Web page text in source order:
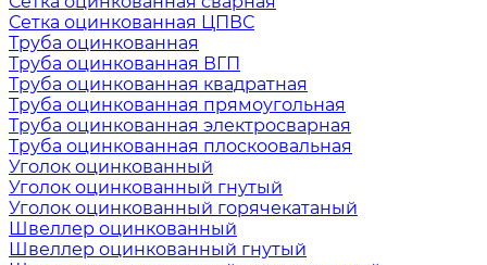
Сетка оцинкованная ЦПВС
Труба оцинкованная
Труба оцинкованная ВГП
Труба оцинкованная квадратная
Труба оцинкованная прямоугольная
Труба оцинкованная электросварная
Труба оцинкованная плоскоовальная
Уголок оцинкованный
Уголок оцинкованный гнутый
Уголок оцинкованный горячекатаный
Швеллер оцинкованный
Швеллер оцинкованный гнутый